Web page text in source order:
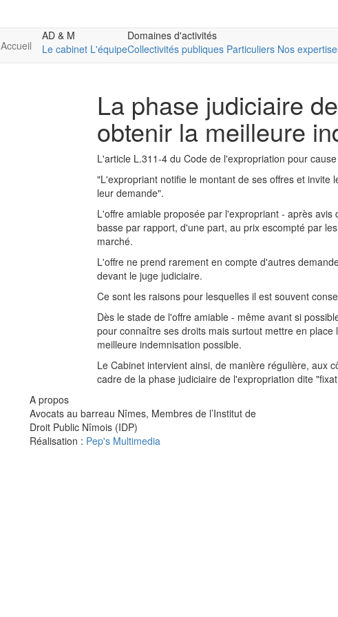
Accueil
AD & M
Le cabinet L'équipe
Domaines d'activités
Collectivités publiques Particuliers Nos
La phase judiciaire
obtenir la meilleure
L'article L.311-4 du Code de l'expropriation pour
"L'expropriant notifie le montant de ses offres et
leur demande".
L'offre amiable proposée par l'expropriant - après
basse par rapport, d'une part, au prix escompté par
marché.
L'offre ne prend rarement en compte d'autres
devant le juge judiciaire.
Ce sont les raisons pour lesquelles il est souvent
Dès le stade de l'offre amiable - même avant si
pour connaître ses droits mais surtout mettre en
meilleure indemnisation possible.
Le Cabinet intervient ainsi, de manière régulière, aux
cadre de la phase judiciaire de l'expropriation dite
A propos
Avocats au barreau Nîmes, Membres de l’Institut de
Droit Public Nîmois (IDP)
Réalisation : Pep's Multimedia